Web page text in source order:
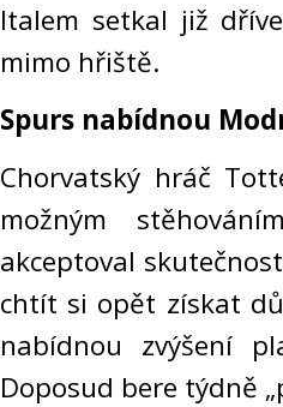
Italem setkal již
mimo hřiště.
Spurs nabídnou
Chorvatský hráč
možným
akceptoval
chtít si opět získat
nabídnou zvýšení
Doposud bere týdně